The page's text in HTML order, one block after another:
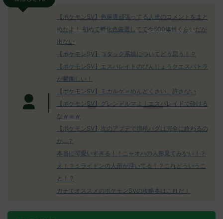
【ポケモンSV】色厳選頑張ってる人達のコメントをまと
めたよ！ 初めて孵化色厳選してて今500体目くらいだが
出ない
【ポケモンSV】コダック系統についてどう思う！？
【ポケモンSV】エスバレイドのびんじょうクエスパトラ
が鬱陶しい！
【ポケモンSV】ミカルゲ＝めんどくさい、許さない
【ポケモンSV】グレンアルマよ！エスバレイドで砕ける
なｗｗｗ
【ポケモンSV】次のアプデで増殖バグは完全に終わるの
か…？
本当に可愛いすぎる！！ニャオハの人形見てみない！？
え！？ミライドンの人形が浮いてる！？これどういうこ
と！？
ガチでオススメのポケモンSVの攻略本はこれだ！